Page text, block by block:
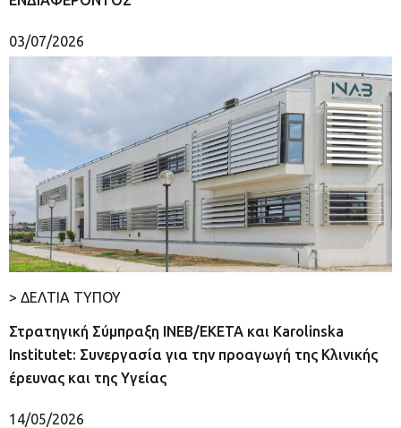
03/07/2026
> ΔΕΛΤΙΑ ΤΥΠΟΥ
Στρατηγική Σύμπραξη ΙΝΕΒ/ΕΚΕΤΑ και Karolinska
Institutet: Συνεργασία για την προαγωγή της Κλινικής
έρευνας και της Υγείας
14/05/2026